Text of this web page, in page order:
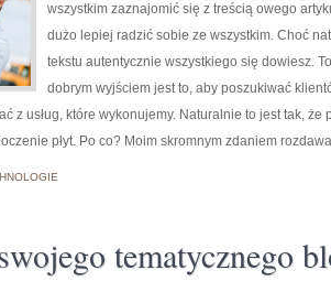
wszystkim zaznajomić się z treścią owego
dużo lepiej radzić sobie ze wszystkim. Choć
tekstu autentycznie wszystkiego się dowiesz.
dobrym wyjściem jest to, aby poszukiwać
z usług, które wykonujemy. Naturalnie to jest tak,
płyt. Po co? Moim skromnym zdaniem
tematycznego